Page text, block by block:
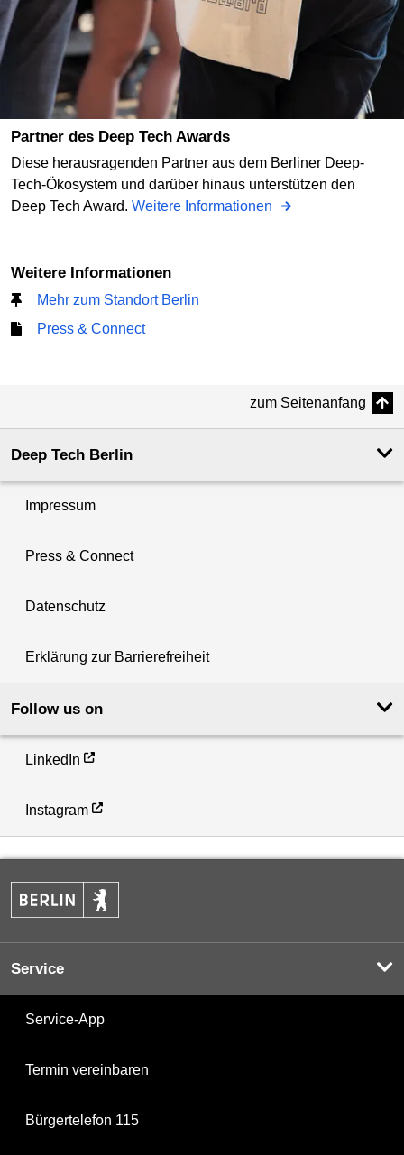
Partner des Deep Tech Awards
Diese herausragenden Partner aus dem Berliner Deep-
Tech-Ökosystem und darüber hinaus unterstützen den
Deep Tech Award. Weitere Informationen
Weitere Informationen
Mehr zum Standort Berlin
Press & Connect
zum Seitenanfang
Deep Tech Berlin
Impressum
Press & Connect
Datenschutz
Erklärung zur Barrierefreiheit
Follow us on
LinkedIn
Instagram
Service
Service-App
Termin vereinbaren
Bürgertelefon 115